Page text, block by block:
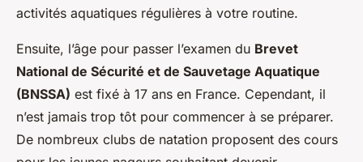
activités aquatiques régulières à votre routine.
Ensuite, l’âge pour passer l’examen du Brevet
National de Sécurité et de Sauvetage Aquatique
(BNSSA) est fixé à 17 ans en France. Cependant, il
n’est jamais trop tôt pour commencer à se préparer.
De nombreux clubs de natation proposent des cours